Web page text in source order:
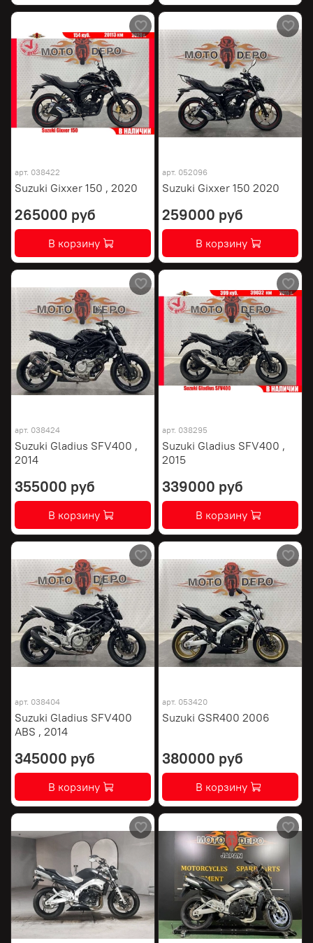
арт. 038422
Suzuki Gixxer 150 , 2020
265000 руб
В корзину
арт. 052096
Suzuki Gixxer 150 2020
259000 руб
В корзину
арт. 038424
Suzuki Gladius SFV400 ,
2014
355000 руб
В корзину
арт. 038295
Suzuki Gladius SFV400 ,
2015
339000 руб
В корзину
арт. 038404
Suzuki Gladius SFV400
ABS , 2014
345000 руб
В корзину
арт. 053420
Suzuki GSR400 2006
380000 руб
В корзину